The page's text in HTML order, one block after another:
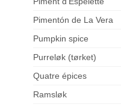
Pimentón de La Vera
Pumpkin spice
Purreløk (tørket)
Quatre épices
Ramsløk